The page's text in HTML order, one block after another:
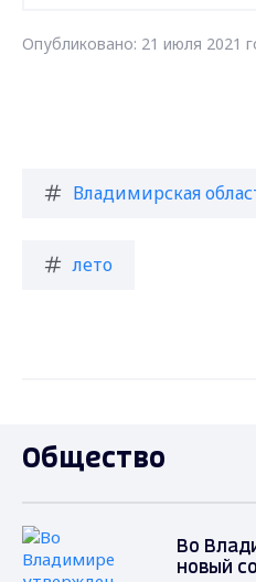
Опубликовано: 21 июля 2021
Владимирская
лето
Общество
Во
новый